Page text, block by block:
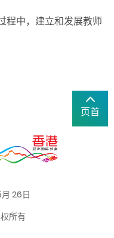
程中，建立和发展教师
页首
26日
所有